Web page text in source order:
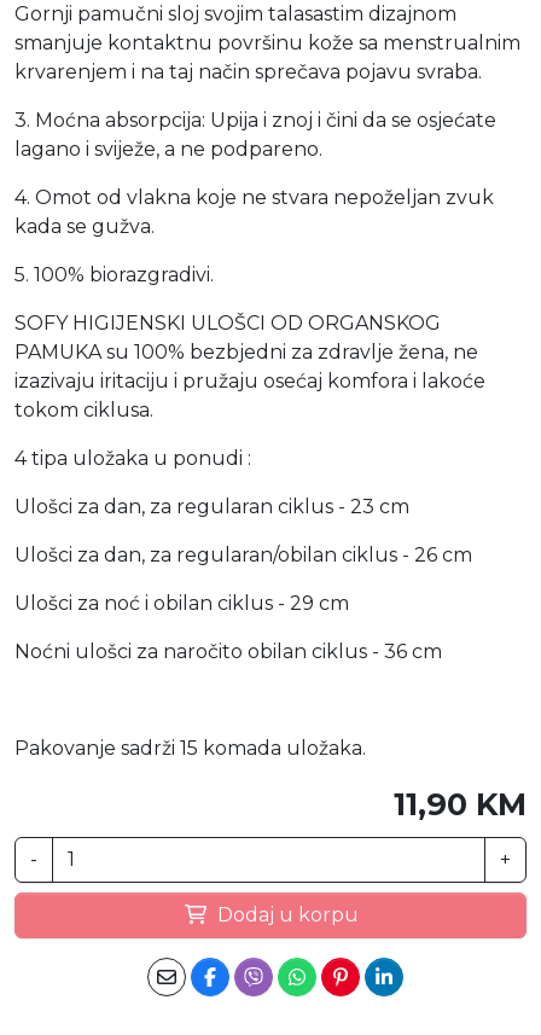
Gornji pamučni sloj svojim talasastim dizajnom
smanjuje kontaktnu površinu kože sa menstrualnim
krvarenjem i na taj način sprečava pojavu svraba.
3. Moćna absorpcija: Upija i znoj i čini da se osjećate
lagano i sviježe, a ne podpareno.
4. Omot od vlakna koje ne stvara nepoželjan zvuk
kada se gužva.
5. 100% biorazgradivi.
SOFY HIGIJENSKI ULOŠCI OD ORGANSKOG
PAMUKA su 100% bezbjedni za zdravlje žena, ne
izazivaju iritaciju i pružaju osećaj komfora i lakoće
tokom ciklusa.
4 tipa uložaka u ponudi :
Ulošci za dan, za regularan ciklus - 23 cm
Ulošci za dan, za regularan/obilan ciklus - 26 cm
Ulošci za noć i obilan ciklus - 29 cm
Noćni ulošci za naročito obilan ciklus - 36 cm
Pakovanje sadrži 15 komada uložaka.
11,90 KM
- +
Dodaj u korpu